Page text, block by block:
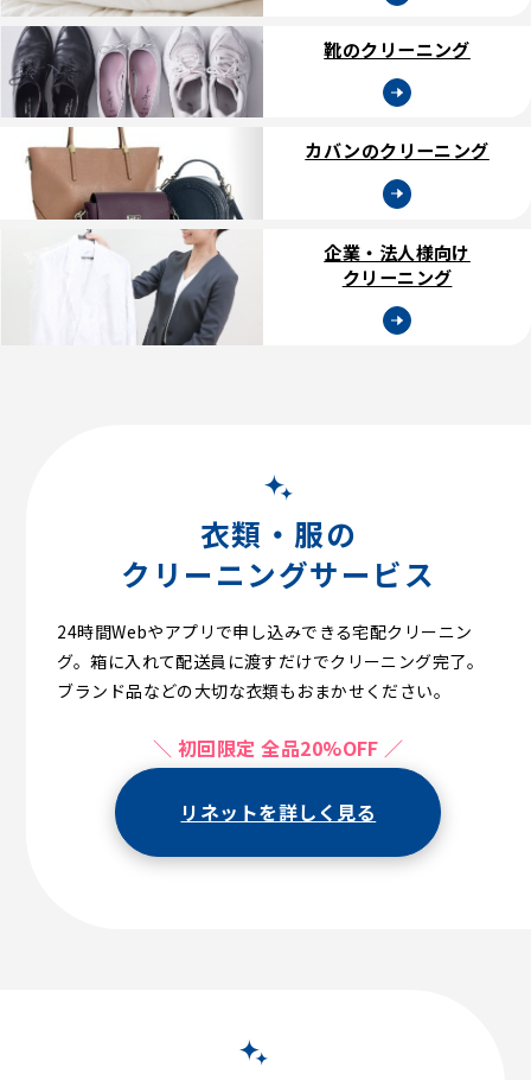
靴のクリーニング
カバンのクリーニング
企業・法人様向け
クリーニング
衣類・服の
クリーニングサービス
24時間Webやアプリで申し込みできる宅配クリーニン
グ。箱に入れて配送員に渡すだけでクリーニング完了。
ブランド品などの大切な衣類もおまかせください。
＼ 初回限定 全品20%OFF ／
リネットを詳しく見る